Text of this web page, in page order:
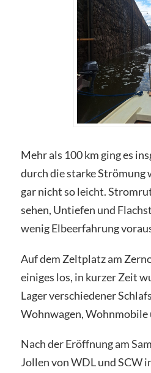
Mehr als 100 km ging es
durch die starke Strömung
gar nicht so leicht.
sehen, Untiefen und
wenig Elbeerfahrung
Auf dem Zeltplatz am
einiges los, in kurzer Zeit
Lager verschiedener
Wohnwagen, Wohnmobile
Nach der Eröffnung am
Jollen von WDL und SCW